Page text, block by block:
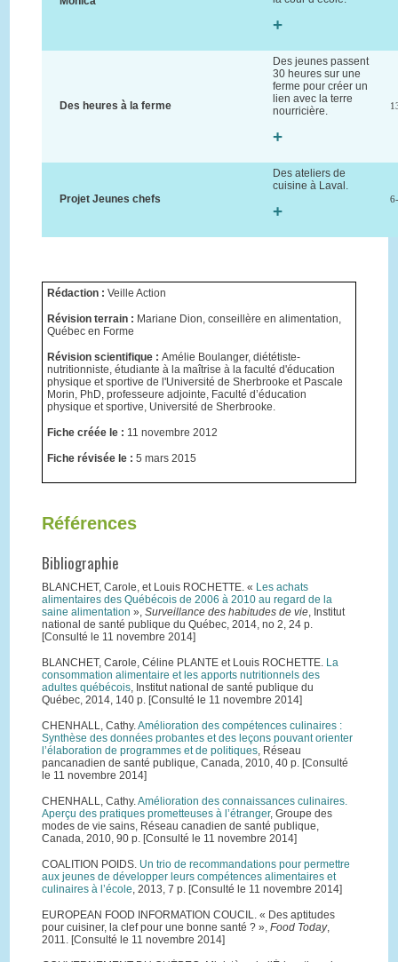
+
Des heures à la ferme
Des jeunes passent
30 heures sur une
ferme pour créer un
lien avec la terre
nourricière.
+
Projet Jeunes chefs
Des ateliers de
cuisine à Laval.
+
Rédaction : Veille Action
Révision terrain : Mariane Dion, conseillère en alimentation,
Québec en Forme
Révision scientifique : Amélie Boulanger, diététiste-
nutritionniste, étudiante à la maîtrise à la faculté d'éducation
physique et sportive de l'Université de Sherbrooke et Pascale
Morin, PhD, professeure adjointe, Faculté d’éducation
physique et sportive, Université de Sherbrooke.
Fiche créée le : 11 novembre 2012
Fiche révisée le : 5 mars 2015
Références
Bibliographie
BLANCHET, Carole, et Louis ROCHETTE. « Les achats
alimentaires des Québécois de 2006 à 2010 au regard de la
saine alimentation », Surveillance des habitudes de vie, Institut
national de santé publique du Québec, 2014, no 2, 24 p.
[Consulté le 11 novembre 2014]
BLANCHET, Carole, Céline PLANTE et Louis ROCHETTE. La
consommation alimentaire et les apports nutritionnels des
adultes québécois, Institut national de santé publique du
Québec, 2014, 140 p. [Consulté le 11 novembre 2014]
CHENHALL, Cathy.Amélioration des compétences culinaires :
Synthèse des données probantes et des leçons pouvant orienter
l’élaboration de programmes et de politiques, Réseau
pancanadien de santé publique, Canada, 2010, 40 p. [Consulté
le 11 novembre 2014]
CHENHALL, Cathy.Amélioration des connaissances culinaires.
Aperçu des pratiques prometteuses à l’étranger, Groupe des
modes de vie sains, Réseau canadien de santé publique,
Canada, 2010, 90 p. [Consulté le 11 novembre 2014]
COALITION POIDS. Un trio de recommandations pour permettre
aux jeunes de développer leurs compétences alimentaires et
culinaires à l’école, 2013, 7 p. [Consulté le 11 novembre 2014]
EUROPEAN FOOD INFORMATION COUCIL. « Des aptitudes
pour cuisiner, la clef pour une bonne santé ? », Food Today,
2011. [Consulté le 11 novembre 2014]